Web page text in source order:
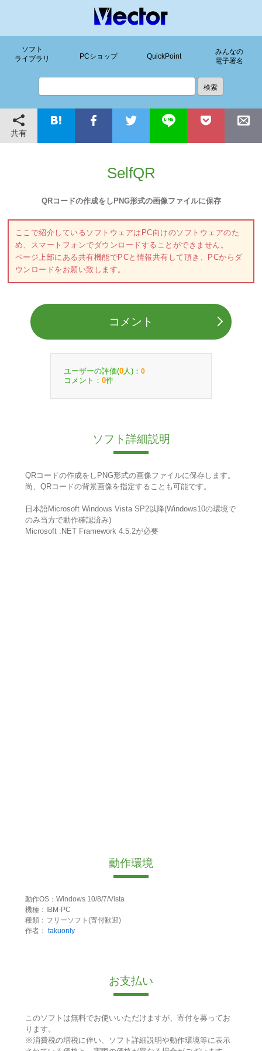
ソフト
ライブラリ
PCショップ QuickPoint
みんなの
電子署名
共有
SelfQR
QRコードの作成をしPNG形式の画像ファイルに保存
ここで紹介しているソフトウェアはPC向けのソフトウェアのた
め、スマートフォンでダウンロードすることができません。
ページ上部にある共有機能でPCと情報共有して頂き、PCからダ
ウンロードをお願い致します。
コメント
ユーザーの評価(0 人)： 0
コメント： 0件
ソフト詳細説明
QRコードの作成をしPNG形式の画像ファイルに保存します。
尚、QRコードの背景画像を指定することも可能です。
日本語Microsoft Windows Vista SP2以降(Windows10の環境で
のみ当方で動作確認済み)
Microsoft .NET Framework 4.5.2が必要
動作環境
動作OS：Windows 10/8/7/Vista
機種：IBM-PC
種類：フリーソフト(寄付歓迎)
作者： takuonly
お支払い
このソフトは無料でお使いいただけますが、寄付を募ってお
ります。
※消費税の増税に伴い、ソフト詳細説明や動作環境等に表示